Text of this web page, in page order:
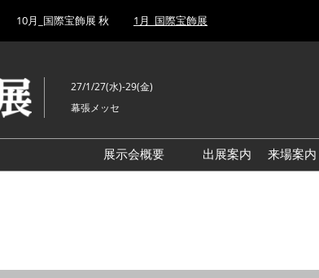
10月_国際宝飾展 秋 1月_国際宝飾展
27/1/27(水)-29(金)
幕張メッセ
展示会概要
出展案内
来場案内